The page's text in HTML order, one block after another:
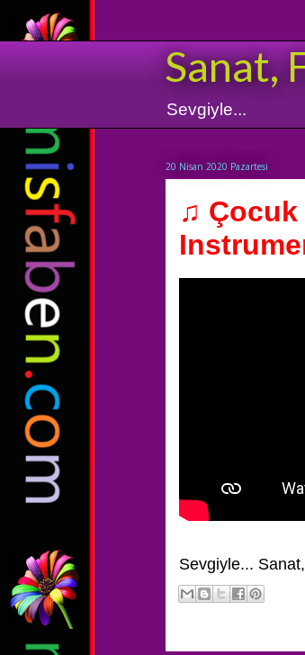
Sanat,
Sevgiyle...
20 Nisan 2020 Pazartesi
♫ Çocuk
Sevgiyle...